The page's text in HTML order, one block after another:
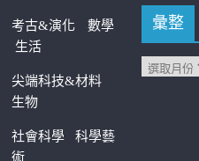
考古&演化
數學
生活
尖端科技&材料
生物
社會科學科學藝
術
彙整